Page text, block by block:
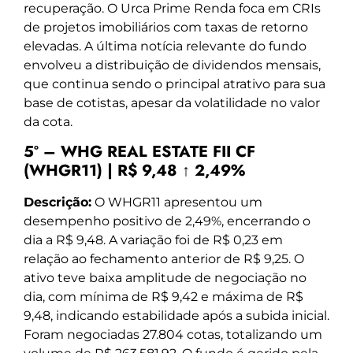
recuperação. O Urca Prime Renda foca em CRIs
de projetos imobiliários com taxas de retorno
elevadas. A última notícia relevante do fundo
envolveu a distribuição de dividendos mensais,
que continua sendo o principal atrativo para sua
base de cotistas, apesar da volatilidade no valor
da cota.
5º – WHG REAL ESTATE FII CF
(WHGR11) | R$ 9,48 ↑ 2,49%
Descrição: O WHGR11 apresentou um
desempenho positivo de 2,49%, encerrando o
dia a R$ 9,48. A variação foi de R$ 0,23 em
relação ao fechamento anterior de R$ 9,25. O
ativo teve baixa amplitude de negociação no
dia, com mínima de R$ 9,42 e máxima de R$
9,48, indicando estabilidade após a subida inicial.
Foram negociadas 27.804 cotas, totalizando um